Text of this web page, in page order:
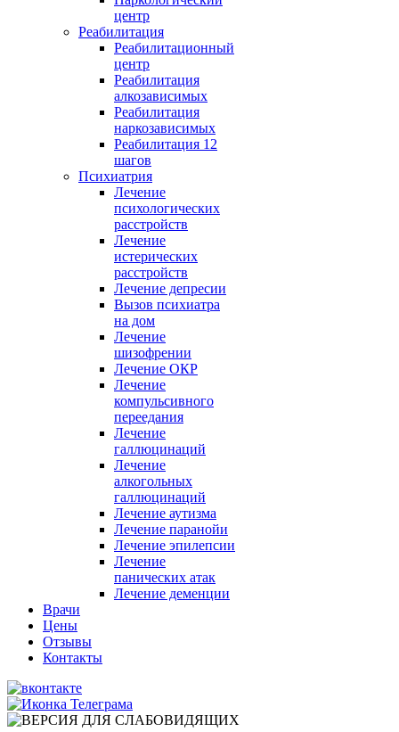
центр
Реабилитация
Реабилитационный
центр
Реабилитация
алкозависимых
Реабилитация
наркозависимых
Реабилитация 12
шагов
Психиатрия
Лечение
психологических
расстройств
Лечение
истерических
расстройств
Лечение депресии
Вызов психиатра
на дом
Лечение
шизофрении
Лечение ОКР
Лечение
компульсивного
переедания
Лечение
галлюцинаций
Лечение
алкогольных
галлюцинаций
Лечение аутизма
Лечение паранойи
Лечение эпилепсии
Лечение
панических атак
Лечение деменции
Врачи
Цены
Отзывы
Контакты